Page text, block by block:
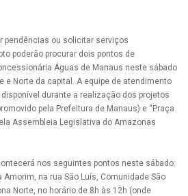
pendências ou solicitar serviços
poderão procurar dois pontos de
Águas de Manaus neste sábado
e Norte da capital. A equipe de atendimento
durante a realização dos projetos
pela Prefeitura de Manaus) e “Praça
Assembleia Legislativa do Amazonas
nos seguintes pontos neste sábado:
na rua São Luís, Comunidade São
Norte, no horário de 8h às 12h (onde